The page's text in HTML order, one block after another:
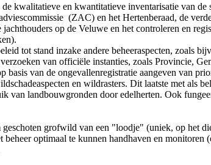
kwalitatieve en kwantitatieve inventarisatie van
(ZAC) en het Hertenberaad, de
op de Veluwe en het controleren en
tot stand inzake andere beheeraspecten, zoals
van officiële instanties, zoals Provincie,
basis van de ongevallenregistratie aangeven van
en wildrasters. Dit laatste met als
van landbouwgronden door edelherten. Ook
grofwild van een "loodje" (uniek, op het
beheer optimaal te kunnen handhaven en